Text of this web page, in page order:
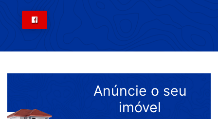
Anúncie o seu
imóvel